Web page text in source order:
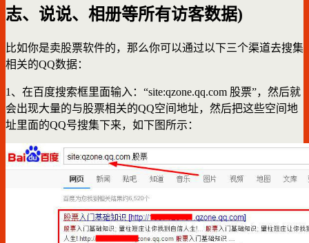
志、说说、相册等所有访客数据)
比如你是卖股票软件的，那么你可以通过以下三个渠道去搜集
相关的QQ数据：
1、在百度搜索框里面输入：“site:qzone.qq.com 股票”，然后就
会出现大量的与股票相关的QQ空间地址，然后把这些空间地
址里面的QQ号搜集下来，如下图所示：